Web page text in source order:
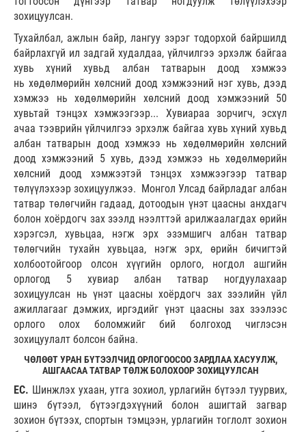
зохицуулсан.
Тухайлбал, ажлын байр, лангуу зэрэг тодорхой байршилд
байрлахгүй ил задгай худалдаа, үйлчилгээ эрхэлж байгаа
хувь хүний хувьд албан татварын доод хэмжээ
нь хөдөлмөрийн хөлсний доод хэмжээний нэг хувь, дээд
хэмжээ нь хөдөлмөрийн хөлсний доод хэмжээний 50
хувьтай тэнцэх хэмжээгээр... Хувиараа зорчигч, эсхүл
ачаа тээврийн үйлчилгээ эрхэлж байгаа хувь хүний хувьд
албан татварын доод хэмжээ нь хөдөлмөрийн хөлсний
доод хэмжээний 5 хувь, дээд хэмжээ нь хөдөлмөрийн
хөлсний доод хэмжээтэй тэнцэх хэмжээгээр татвар
төлүүлэхээр зохицуулжээ. Монгол Улсад байрладаг албан
татвар төлөгчийн гадаад, дотоодын үнэт цаасны анхдагч
болон хоёрдогч зах зээлд нээлттэй арилжаалагдах өрийн
хэрэгсэл, хувьцаа, нэгж эрх эзэмшигч албан татвар
төлөгчийн тухайн хувьцаа, нэгж эрх, өрийн бичигтэй
холбоотойгоор олсон хүүгийн орлого, ногдол ашгийн
орлогод 5 хувиар албан татвар ногдуулахаар
зохицуулсан нь үнэт цаасны хоёрдогч зах зээлийн үйл
ажиллагааг дэмжих, иргэдийг үнэт цаасны зах зээлээс
орлого олох боломжийг бий болгоход чиглэсэн
зохицуулалт болсон байна.
ЧӨЛӨӨТ УРАН БҮТЭЭЛЧИД ОРЛОГООСОО ЗАРДЛАА ХАСУУЛЖ,
АШГААСАА ТАТВАР ТӨЛЖ БОЛОХООР ЗОХИЦУУЛСАН
ЕС. Шинжлэх ухаан, утга зохиол, урлагийн бүтээл туурвих,
шинэ бүтээл, бүтээгдэхүүний болон ашигтай загвар
зохион бүтээх, спортын тэмцээн, урлагийн тоглолт зохион